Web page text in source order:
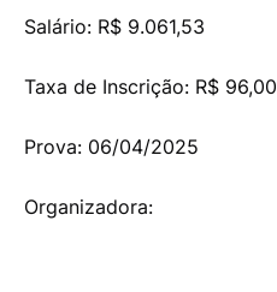
Salário: R$ 9.061,53
Taxa de Inscrição: R$ 96,00
Prova: 06/04/2025
Organizadora: